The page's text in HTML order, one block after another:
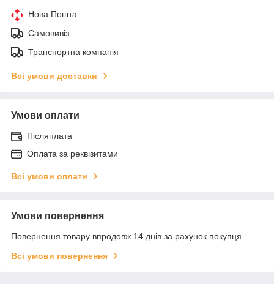
Нова Пошта
Самовивіз
Транспортна компанія
Всі умови доставки
Умови оплати
Післяплата
Оплата за реквізитами
Всі умови оплати
Умови повернення
Повернення товару впродовж 14 днів за рахунок покупця
Всі умови повернення